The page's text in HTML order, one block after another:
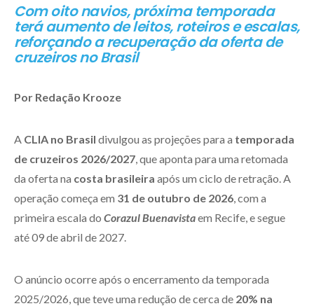
Com oito navios, próxima temporada
terá aumento de leitos, roteiros e escalas,
reforçando a recuperação da oferta de
cruzeiros no Brasil
Por Redação Krooze
A CLIA no Brasil divulgou as projeções para a temporada
de cruzeiros 2026/2027 , que aponta para uma retomada
da oferta na costa brasileira após um ciclo de retração. A
operação começa em 31 de outubro de 2026 , com a
primeira escala do Corazul Buenavistaem Recife, e segue
até 09 de abril de 2027.
O anúncio ocorre após o encerramento da temporada
2025/2026, que teve uma redução de cerca de 20% na